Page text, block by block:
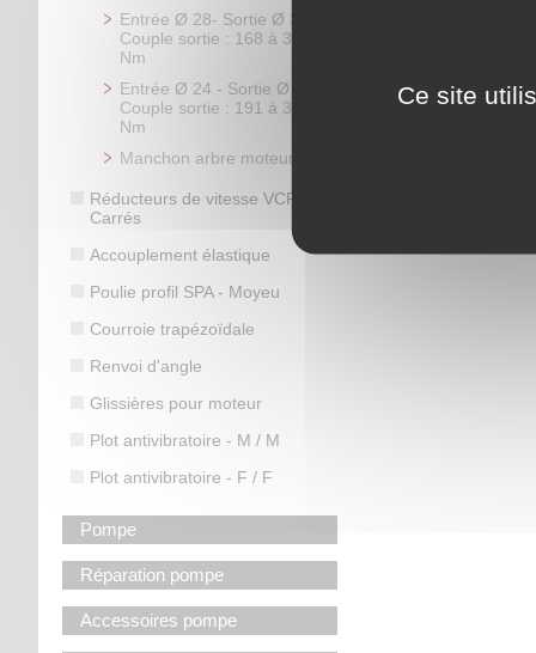
Entrée Ø 28- Sortie Ø 35
Couple sortie : 168 à 315
Nm
Entrée Ø 24 - Sortie Ø 35
Couple sortie : 191 à 327
Nm
Manchon arbre moteur
Réducteurs de vitesse VCFR
Carrés
Accouplement élastique
Poulie profil SPA - Moyeu
Courroie trapézoïdale
Renvoi d'angle
Glissières pour moteur
Plot antivibratoire - M / M
Plot antivibratoire - F / F
Pompe
Réparation pompe
Accessoires pompe
Ce site